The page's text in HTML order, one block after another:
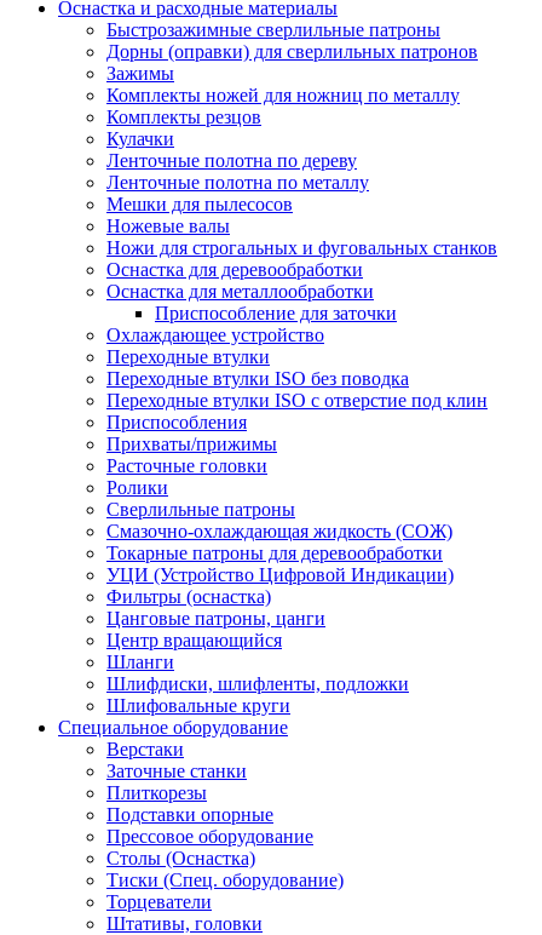
Оснастка и расходные материалы
Быстрозажимные сверлильные патроны
Дорны (оправки) для сверлильных патронов
Зажимы
Комплекты ножей для ножниц по металлу
Комплекты резцов
Кулачки
Ленточные полотна по дереву
Ленточные полотна по металлу
Мешки для пылесосов
Ножевые валы
Ножи для строгальных и фуговальных станков
Оснастка для деревообработки
Оснастка для металлообработки
Приспособление для заточки
Охлаждающее устройство
Переходные втулки
Переходные втулки ISO без поводка
Переходные втулки ISO с отверстие под клин
Приспособления
Прихваты/прижимы
Расточные головки
Ролики
Сверлильные патроны
Смазочно-охлаждающая жидкость (СОЖ)
Токарные патроны для деревообработки
УЦИ (Устройство Цифровой Индикации)
Фильтры (оснастка)
Цанговые патроны, цанги
Центр вращающийся
Шланги
Шлифдиски, шлифленты, подложки
Шлифовальные круги
Специальное оборудование
Верстаки
Заточные станки
Плиткорезы
Подставки опорные
Прессовое оборудование
Столы (Оснастка)
Тиски (Спец. оборудование)
Торцеватели
Штативы, головки